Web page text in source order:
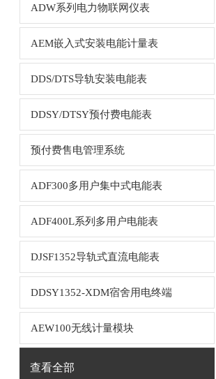
ADW系列电力物联网仪表
AEM嵌入式安装电能计量表
DDS/DTS导轨安装电能表
DDSY/DTSY预付费电能表
预付费售电管理系统
ADF300多用户集中式电能表
ADF400L系列多用户电能表
DJSF1352导轨式直流电能表
DDSY1352-XDM宿舍用电终端
AEW100无线计量模块
查看全部